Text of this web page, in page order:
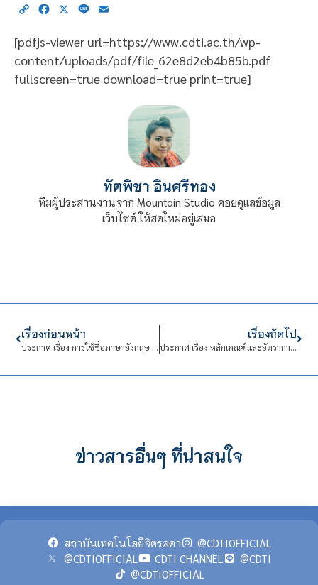
Copy Facebook
X Line
[pdfjs-viewer url=https://www.cdti.ac.th/wp-
content/uploads/pdf/file_62e8d2eb4b85b.pdf
fullscreen=true download=true print=true]
ทัตพิชา อินศรีทอง
ทีมผู้ประสานงานจาก Mountain Studio คอยดูแลข้อมูล
เว็บไซต์ ให้สดใหม่อยู่เสมอ
เรื่องก่อนหน้า
ประกาศ เรื่อง การใช้ชื่อภาษาอังกฤษ ชื่อย่อ รหัสพยัญชนะ และเลขที่ หนังสือออกจากสถาบันฯ ส่วนงาน และงานภายใต้สำนักงานสถาบัน
เรื่องถัดไป
ประกาศ เรื่อง หลักเกณฑ์และอัตราการเบิกจ่ายค่ารับรอง พ.ศ.2565
ข่าวสารอื่นๆ ที่น่าสนใจ
สถาบันเทคโนโลยีจิตรลดา
@CDTIOFFICIAL
@CDTIOFFICIAL
CDTI CHANNEL
@CDTI
@CDTIOFFICIAL